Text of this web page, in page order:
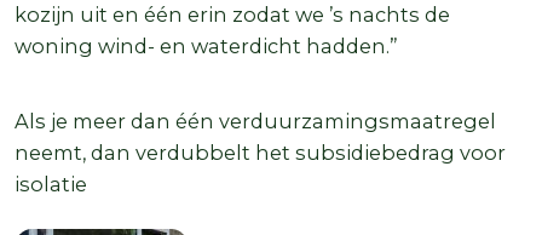
kozijn uit en één erin zodat we ’s nachts de
woning wind- en waterdicht hadden.”
Als je meer dan één verduurzamingsmaatregel
neemt, dan verdubbelt het subsidiebedrag voor
isolatie